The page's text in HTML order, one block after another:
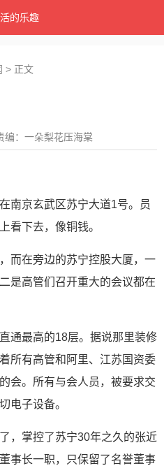
的乐趣
> 正文
编：一朵梨花压海棠
南京玄武区苏宁大道1号。员
看下去，像铜钱。
而在旁边的苏宁控股大厦，一
是高管们召开重大的会议都在
通最高的18层。据说那里装修
所有高管和阿里、江苏国资委
会。所有与会人员，被要求交
电子设备。
，掌控了苏宁30年之久的张近
事长一职，只保留了名誉董事